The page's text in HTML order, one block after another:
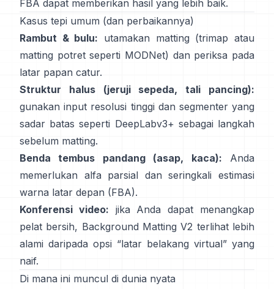
FBA dapat memberikan hasil yang lebih baik.
Kasus tepi umum (dan perbaikannya)
Rambut & bulu: utamakan matting (trimap atau
matting potret seperti MODNet) dan periksa pada
latar papan catur.
Struktur halus (jeruji sepeda, tali pancing):
gunakan input resolusi tinggi dan segmenter yang
sadar batas seperti DeepLabv3+ sebagai langkah
sebelum matting.
Benda tembus pandang (asap, kaca): Anda
memerlukan alfa parsial dan seringkali estimasi
warna latar depan (FBA).
Konferensi video: jika Anda dapat menangkap
pelat bersih, Background Matting V2 terlihat lebih
alami daripada opsi “latar belakang virtual” yang
naif.
Di mana ini muncul di dunia nyata